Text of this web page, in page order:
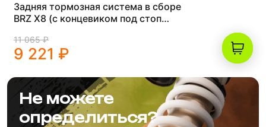
Задняя тормозная система в сборе
BRZ X8 (с концевиком под стоп
11 065 ₽
9 221 ₽
Не можете
определиться?